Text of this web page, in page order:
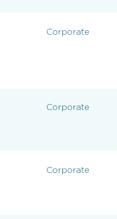
Corporate
Corporate
Corporate